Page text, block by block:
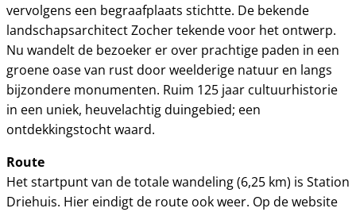
vervolgens een begraafplaats stichtte. De bekende
landschapsarchitect Zocher tekende voor het ontwerp.
Nu wandelt de bezoeker er over prachtige paden in een
groene oase van rust door weelderige natuur en langs
bijzondere monumenten. Ruim 125 jaar cultuurhistorie
in een uniek, heuvelachtig duingebied; een
ontdekkingstocht waard.
Route
Het startpunt van de totale wandeling (6,25 km) is Station
Driehuis. Hier eindigt de route ook weer. Op de website